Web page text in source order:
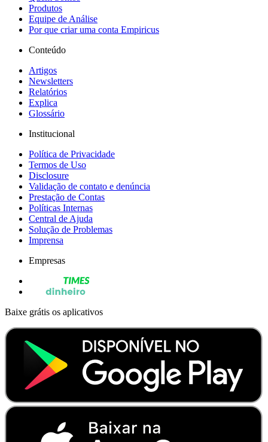
Produtos
Equipe de Análise
Por que criar uma conta Empiricus
Conteúdo
Artigos
Newsletters
Relatórios
Explica
Glossário
Institucional
Política de Privacidade
Termos de Uso
Disclosure
Validação de contato e denúncia
Prestação de Contas
Políticas Internas
Central de Ajuda
Solução de Problemas
Imprensa
Empresas
Baixe grátis os aplicativos